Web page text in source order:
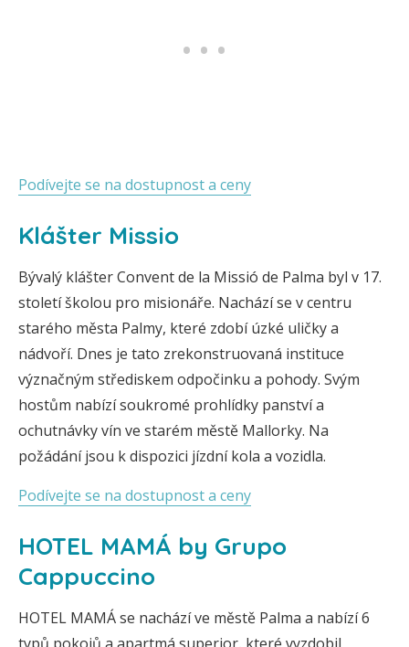
Podívejte se na dostupnost a ceny
Klášter Missio
Bývalý klášter Convent de la Missió de Palma byl v 17.
století školou pro misionáře. Nachází se v centru
starého města Palmy, které zdobí úzké uličky a
nádvoří. Dnes je tato zrekonstruovaná instituce
význačným střediskem odpočinku a pohody. Svým
hostům nabízí soukromé prohlídky panství a
ochutnávky vín ve starém městě Mallorky. Na
požádání jsou k dispozici jízdní kola a vozidla.
Podívejte se na dostupnost a ceny
HOTEL MAMÁ by Grupo
Cappuccino
HOTEL MAMÁ se nachází ve městě Palma a nabízí 6